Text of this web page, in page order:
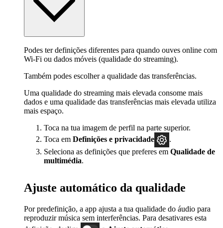
Podes ter definições diferentes para quando ouves online com
Wi-Fi ou dados móveis (qualidade do streaming).
Também podes escolher a qualidade das transferências.
Uma qualidade do streaming mais elevada consome mais
dados e uma qualidade das transferências mais elevada utiliza
mais espaço.
Toca na tua imagem de perfil na parte superior.
Toca em Definições e privacidade
.
Seleciona as definições que preferes em Qualidade de
multimédia.
Ajuste automático da qualidade
Por predefinição, a app ajusta a tua qualidade do áudio para
reproduzir música sem interferências. Para desativares esta